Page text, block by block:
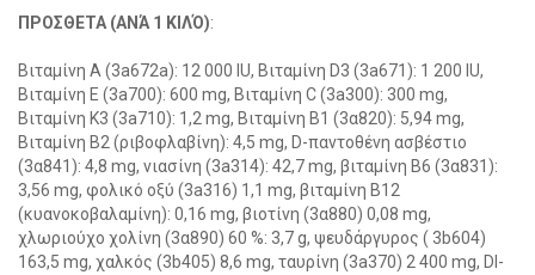
ΠΡΟΣΘΕΤΑ (ΑΝΆ 1 ΚΙΛΌ):
Βιταμίνη Α (3а672а): 12 000 IU, Βιταμίνη D3 (3а671): 1 200 IU,
Βιταμίνη Ε (3а700): 600 mg, Βιταμίνη C (3а300): 300 mg,
Βιταμίνη Κ3 (3а710): 1,2 mg, Βιταμίνη Β1 (3α820): 5,94 mg,
Βιταμίνη Β2 (ριβοφλαβίνη): 4,5 mg, D-παντοθένη ασβέστιο
(3α841): 4,8 mg, νιασίνη (3a314): 42,7 mg, βιταμίνη Β6 (3α831):
3,56 mg, φολικό οξύ (3а316) 1,1 mg, βιταμίνη Β12
(κυανοκοβαλαμίνη): 0,16 mg, βιοτίνη (3α880) 0,08 mg,
χλωριούχο χολίνη (3α890) 60 %: 3,7 g, ψευδάργυρος ( 3b604)
163,5 mg, χαλκός (3b405) 8,6 mg, ταυρίνη (3a370) 2 400 mg, Dl-